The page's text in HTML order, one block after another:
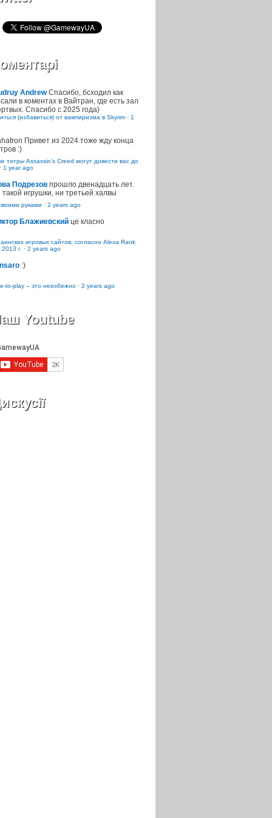
Andrew Спасибо, бсходил как
в коментах в Вайтран, где есть зал
Спасибо с 2025 года)
(избавиться) от вампиризма в Skyrim · 1
Привет из 2024 тоже жду конца
:)
титры Assassin’s Creed могут довести вас до
· 1 year ago
Подрезов прошло двенадцать лет.
такой игрушки, ни третьей халвьі
руками · 2 years ago
Блажиевский це класно
игровых сайтов, согласно Alexa Rank
г. · 2 years ago
:)
to-play – это неизбежно · 2 years ago
Youtube